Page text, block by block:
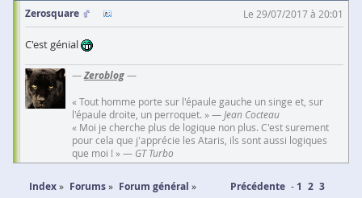
Zerosquare
Le 29/07/2017 à 20:01
C'est génial
—Zeroblog—
« Tout homme porte sur l'épaule gauche un singe et, sur
l'épaule droite, un perroquet. » —Jean Cocteau
« Moi je cherche plus de logique non plus. C'est surement
pour cela que j'apprécie les Ataris, ils sont aussi logiques
que moi ! » — GT Turbo
Index Forums Forum général Précédente 1 2 3